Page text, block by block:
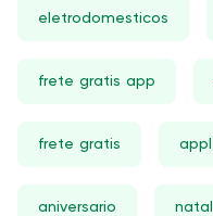
eletrodomesticos
frete gratis app
frete gratis appl
aniversario natal